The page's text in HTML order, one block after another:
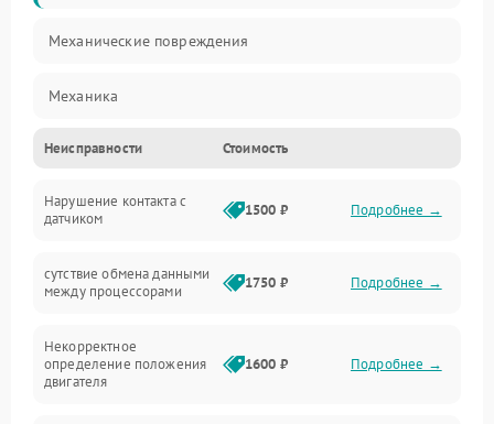
Механические повреждения
Механика
Управление
Электропитание
Неисправности Стоимость
Нарушение контакта с
датчиком
1500 ₽ Подробнее →
сутствие обмена данными
между процессорами
1750 ₽ Подробнее →
Некорректное
определение положения
двигателя
1600 ₽ Подробнее →